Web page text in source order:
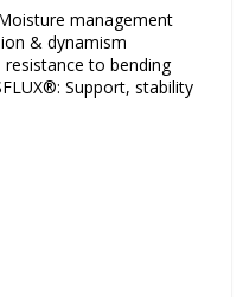
management
& dynamism
resistance to bending
Support, stability